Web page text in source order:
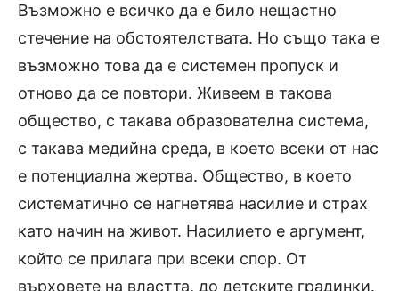
Възможно е всичко да е било нещастно
стечение на обстоятелствата. Но също така е
възможно това да е системен пропуск и
отново да се повтори. Живеем в такова
общество, с такава образователна система,
с такава медийна среда, в което всеки от нас
е потенциална жертва. Общество, в което
систематично се нагнетява насилие и страх
като начин на живот. Насилието е аргумент,
който се прилага при всеки спор. От
върховете на властта, до детските градинки.